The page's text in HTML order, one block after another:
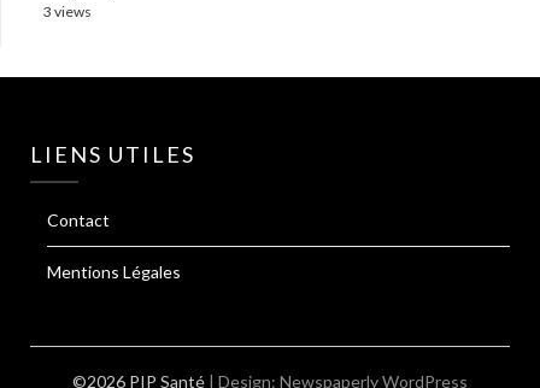
3 views
LIENS UTILES
Contact
Mentions Légales
©2026 PIP Santé | Design: Newspaperly WordPress